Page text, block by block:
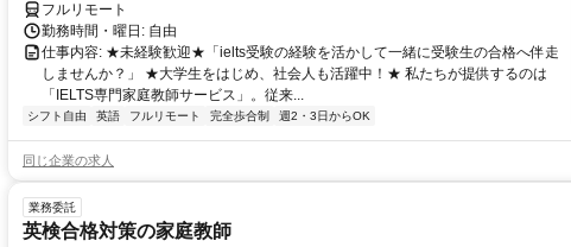
フルリモート
勤務時間・曜日: 自由
仕事内容: ★未経験歓迎★「ielts受験の経験を活かして一緒に受験生の合格へ伴走
しませんか？」 ★大学生をはじめ、社会人も活躍中！★ 私たちが提供するのは
「IELTS専門家庭教師サービス」。従来...
シフト自由 英語 フルリモート 完全歩合制 週2・3日からOK
同じ企業の求人
業務委託
英検合格対策の家庭教師